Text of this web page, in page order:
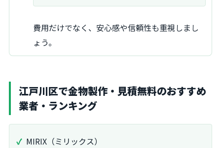
費用だけでなく、安心感や信頼性も重視しまし
ょう。
江戸川区で金物製作・見積無料のおすすめ
業者・ランキング
MIRIX（ミリックス）